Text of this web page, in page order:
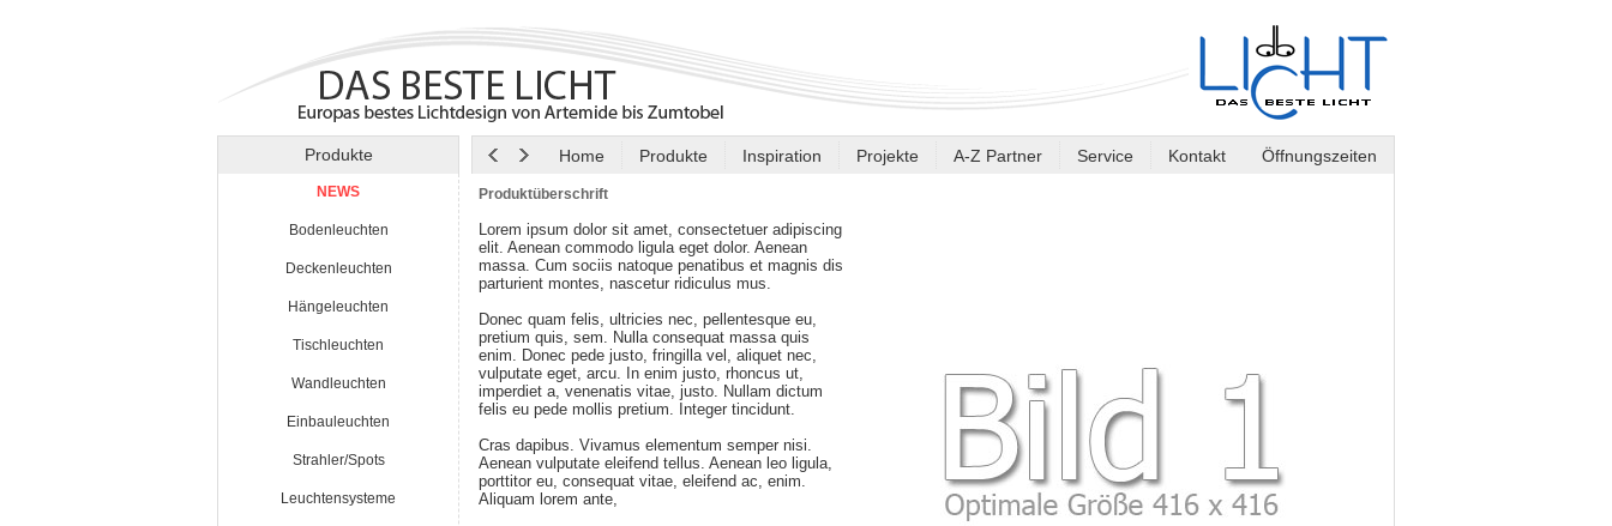
Produkte Home Produkte Inspiration Projekte A-Z Partner Service Kontakt Öffnungszeiten
NEWS
Bodenleuchten
Deckenleuchten
Hängeleuchten
Tischleuchten
Wandleuchten
Einbauleuchten
Strahler/Spots
Leuchtensysteme
Produktüberschrift
Lorem ipsum dolor sit amet, consectetuer adipiscing
elit. Aenean commodo ligula eget dolor. Aenean
massa. Cum sociis natoque penatibus et magnis dis
parturient montes, nascetur ridiculus mus.
Donec quam felis, ultricies nec, pellentesque eu,
pretium quis, sem. Nulla consequat massa quis
enim. Donec pede justo, fringilla vel, aliquet nec,
vulputate eget, arcu. In enim justo, rhoncus ut,
imperdiet a, venenatis vitae, justo. Nullam dictum
felis eu pede mollis pretium. Integer tincidunt.
Cras dapibus. Vivamus elementum semper nisi.
Aenean vulputate eleifend tellus. Aenean leo ligula,
porttitor eu, consequat vitae, eleifend ac, enim.
Aliquam lorem ante,